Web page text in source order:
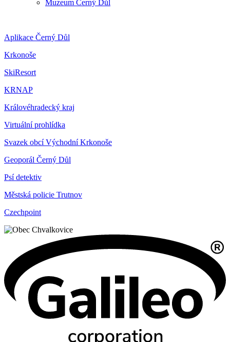
Muzeum Černý Důl
Aplikace Černý Důl
Krkonoše
SkiResort
KRNAP
Královéhradecký kraj
Virtuální prohlídka
Svazek obcí Východní Krkonoše
Geoporál Černý Důl
Psí detektiv
Městská policie Trutnov
Czechpoint